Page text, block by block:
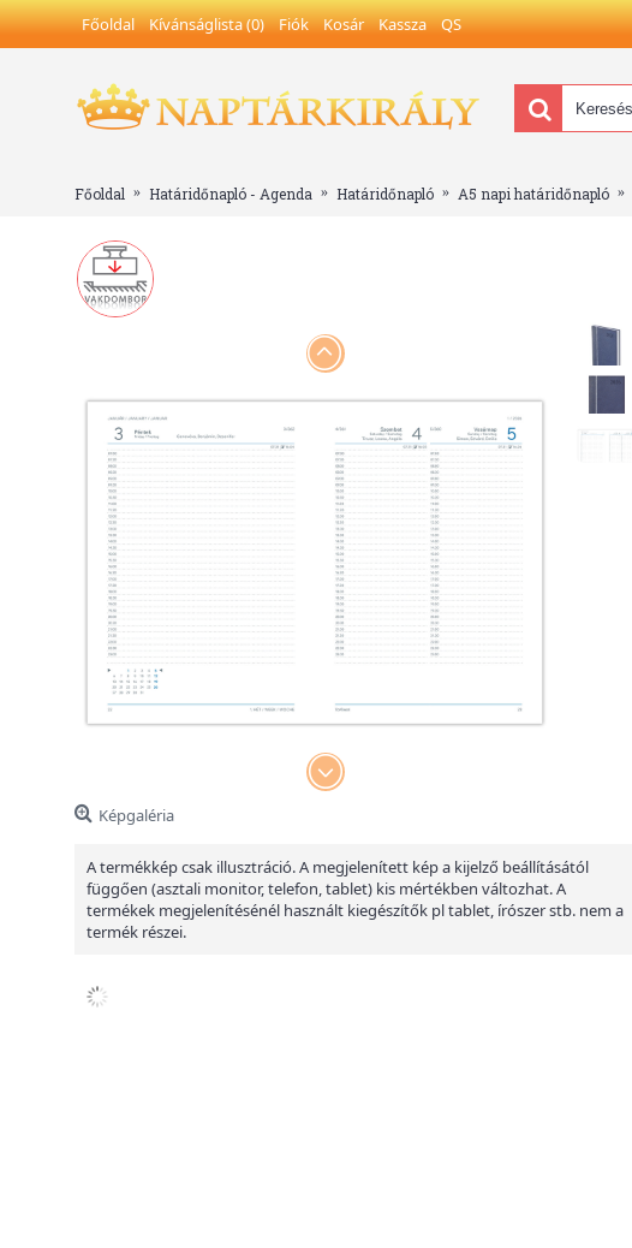
Főoldal Kívánságlista (0) Fiók Kosár Kassza QS
Főoldal Határidőnapló - Agenda Határidőnapló A5 napi határidőnapló
Képgaléria
A termékkép csak illusztráció. A megjelenített kép a kijelző beállításától
függően (asztali monitor, telefon, tablet) kis mértékben változhat. A
termékek megjelenítésénél használt kiegészítők pl tablet, írószer stb. nem a
termék részei.